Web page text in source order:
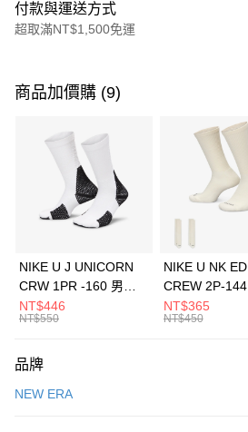
付款與運送方式
超取滿NT$1,500免運
信用卡一次付款
3 期 0 利率 每期
合作金庫商業銀行
第一
華南商業銀行
彰化
上海商業儲蓄銀行
元大商業銀行
台灣樂天信用卡公司
Apple Pay
全盈+PAY
AFTEE先享後付
【關於「AFTEE先享後付」】
便利好安心！
運送方式
商品加價購 (9)
NIKE U J UNICORN
CRW 1PR -160 男女
中統襪 FZ3393100
NT$446
NT$550
NIKE U NK
CREW 2P-144
EMBRDY 男女
FZ3073133
NT$365
NT$450
品牌
NEW ERA